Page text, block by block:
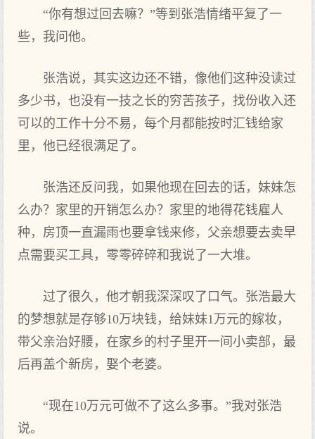
“你有想过回去嘛？”等到张浩情绪平复了一
些，我问他。
张浩说，其实这边还不错，像他们这种没读过
多少书，也没有一技之长的穷苦孩子，找份收入还
可以的工作十分不易，每个月都能按时汇钱给家
里，他已经很满足了。
张浩还反问我，如果他现在回去的话，妹妹怎
么办？家里的开销怎么办？家里的地得花钱雇人
种，房顶一直漏雨也要拿钱来修，父亲想要去卖早
点需要买工具，零零碎碎和我说了一大堆。
过了很久，他才朝我深深叹了口气。张浩最大
的梦想就是存够10万块钱，给妹妹1万元的嫁妆，
带父亲治好腰，在家乡的村子里开一间小卖部，最
后再盖个新房，娶个老婆。
“现在10万元可做不了这么多事。”我对张浩
说。